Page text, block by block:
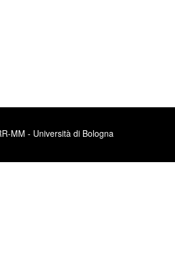
MM - Università di Bologna